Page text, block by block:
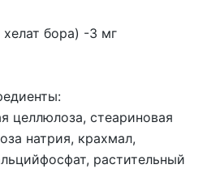
бора) -3 мг
целлюлоза, стеариновая
натрия, крахмал,
растительный